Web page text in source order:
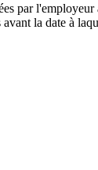
par
la date à